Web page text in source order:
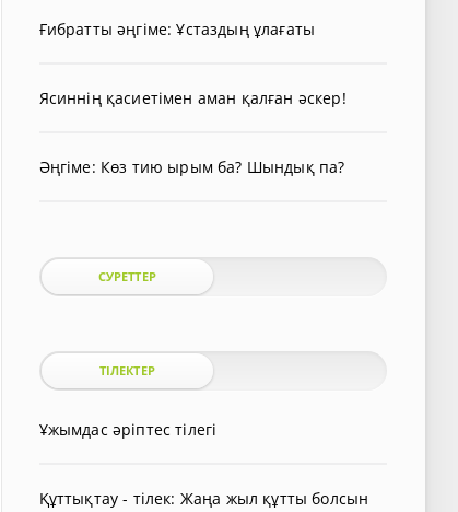
Ғибратты әңгіме: Ұстаздың ұлағаты
Ясиннің қасиетімен аман қалған әскер!
Әңгіме: Көз тию ырым ба? Шындық па?
СУРЕТТЕР
ТІЛЕКТЕР
Ұжымдас әріптес тілегі
Құттықтау - тілек: Жаңа жыл құтты болсын